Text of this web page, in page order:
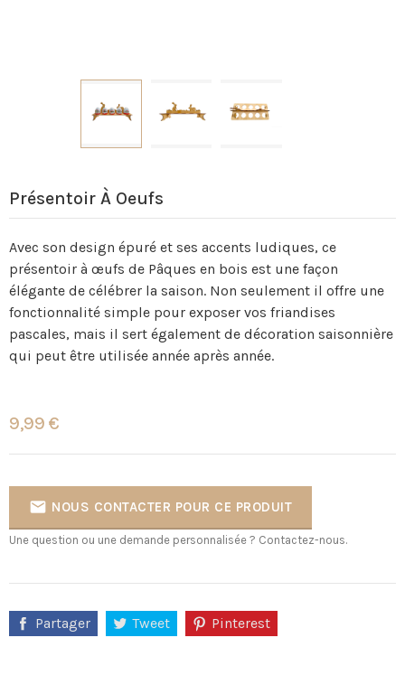
Présentoir À Oeufs
Avec son design épuré et ses accents ludiques, ce
présentoir à œufs de Pâques en bois est une façon
élégante de célébrer la saison. Non seulement il offre une
fonctionnalité simple pour exposer vos friandises
pascales, mais il sert également de décoration saisonnière
qui peut être utilisée année après année.
9,99 €
 NOUS CONTACTER POUR CE PRODUIT
Une question ou une demande personnalisée ? Contactez-nous.
Partager Tweet Pinterest